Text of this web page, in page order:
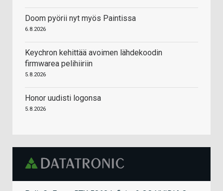
Doom pyörii nyt myös Paintissa
6.8.2026
Keychron kehittää avoimen lähdekoodin
firmwarea pelihiiriin
5.8.2026
Honor uudisti logonsa
5.8.2026